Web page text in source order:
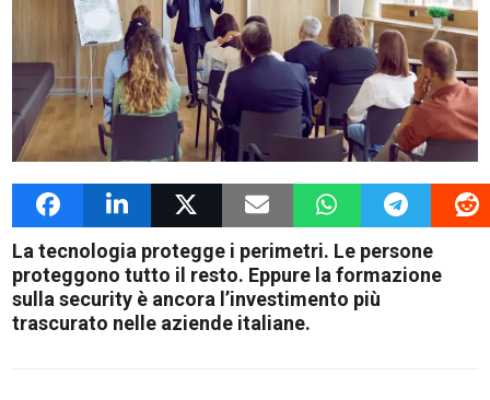
10 Marzo 2026 admin News G4Vigilanza
La tecnologia protegge i perimetri. Le persone
proteggono tutto il resto. Eppure la formazione
sulla security è ancora l’investimento più
trascurato nelle aziende italiane.